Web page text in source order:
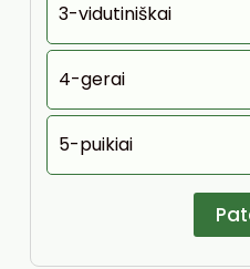
3-vidutiniškai
4-gerai
5-puikiai